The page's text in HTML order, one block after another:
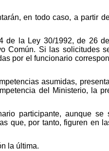
en todo caso, a partir
de la Ley 30/1992, de 26
Común. Si las solicitudes
por el funcionario
asumidas,
del Ministerio, la
participante, aunque se
que, por tanto, figuren en
la última.